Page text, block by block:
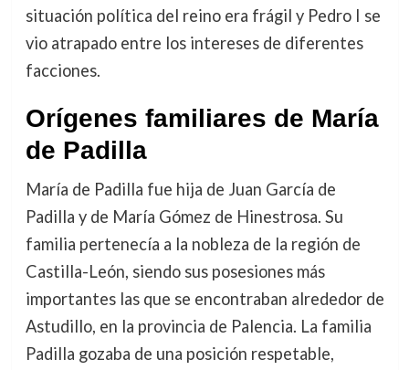
situación política del reino era frágil y Pedro I se
vio atrapado entre los intereses de diferentes
facciones.
Orígenes familiares de María
de Padilla
María de Padilla fue hija de Juan García de
Padilla y de María Gómez de Hinestrosa. Su
familia pertenecía a la nobleza de la región de
Castilla-León, siendo sus posesiones más
importantes las que se encontraban alrededor de
Astudillo, en la provincia de Palencia. La familia
Padilla gozaba de una posición respetable,